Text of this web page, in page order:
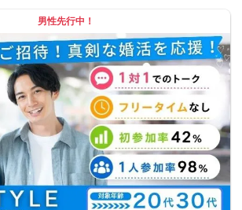
男性先行中！